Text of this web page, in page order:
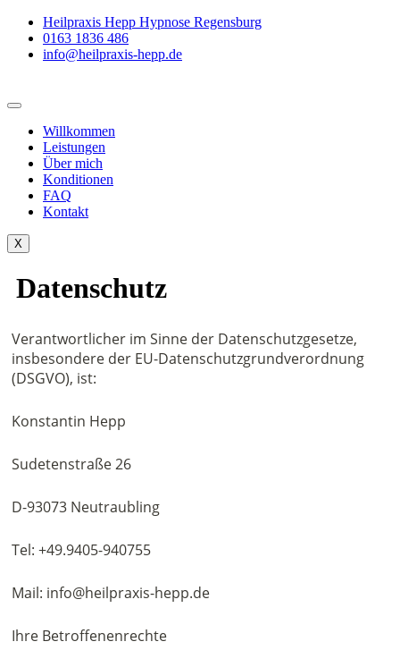
Skip
content
Heilpraxis Hepp Hypnose Regensburg
0163 1836 486
info@heilpraxis-hepp.de
Willkommen
Leistungen
Über mich
Konditionen
FAQ
Kontakt
X
Datenschutz
Verantwortlicher im Sinne der Datenschutzgesetze,
insbesondere der EU-Datenschutzgrundverordnung
(DSGVO), ist:
Konstantin Hepp
Sudetenstraße 26
D-93073 Neutraubling
Tel: +49.9405-940755
Mail: info@heilpraxis-hepp.de
Ihre Betroffenenrechte